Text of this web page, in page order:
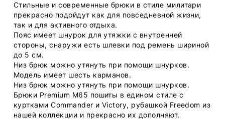
Стильные и современные брюки в стиле милитари
прекрасно подойдут как для повседневной жизни,
так и для активного отдыха.
Пояс имеет шнурок для утяжки с внутренней
стороны, снаружи есть шлевки под ремень шириной
до 5 см.
Низ брюк можно утянуть при помощи шнурков.
Модель имеет шесть карманов.
Низ брюк можно утянуть при помощи шнурков.
Брюки Premium M65 пошиты в едином стиле с
куртками Commander и Victory, рубашкой Freedom из
нашей коллекции и прекрасно их дополняют.